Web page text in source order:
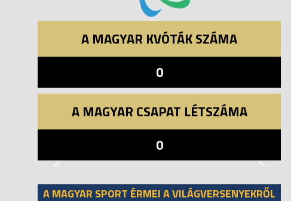
A MAGYAR KVÓTÁK SZÁMA
0
A MAGYAR CSAPAT LÉTSZÁMA
0
A MAGYAR SPORT ÉRMEI A VILÁGVERSENYEKRŐL